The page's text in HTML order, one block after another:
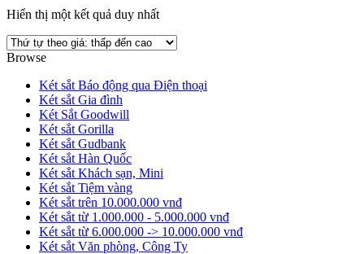
Hiển thị một kết quả duy nhất
Browse
Két sắt Báo động qua Điện thoại
Két sắt Gia đình
Két Sắt Goodwill
Két sắt Gorilla
Két sắt Gudbank
Két sắt Hàn Quốc
Két sắt Khách sạn, Mini
Két sắt Tiệm vàng
Két sắt trên 10.000.000 vnđ
Két sắt từ 1.000.000 - 5.000.000 vnđ
Két sắt từ 6.000.000 -> 10.000.000 vnđ
Két sắt Văn phòng, Công Ty